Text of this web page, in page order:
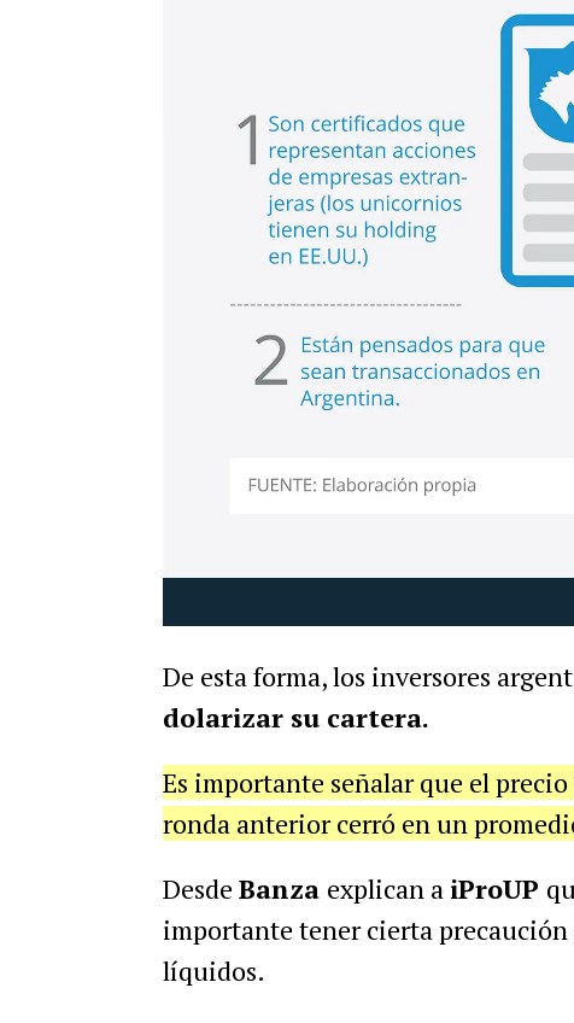
De esta forma, los inversores
dolarizar su cartera.
Es importante señalar que el precio
ronda anterior cerró en un
Desde Banza explican a iProUP
importante tener cierta precaución
líquidos.